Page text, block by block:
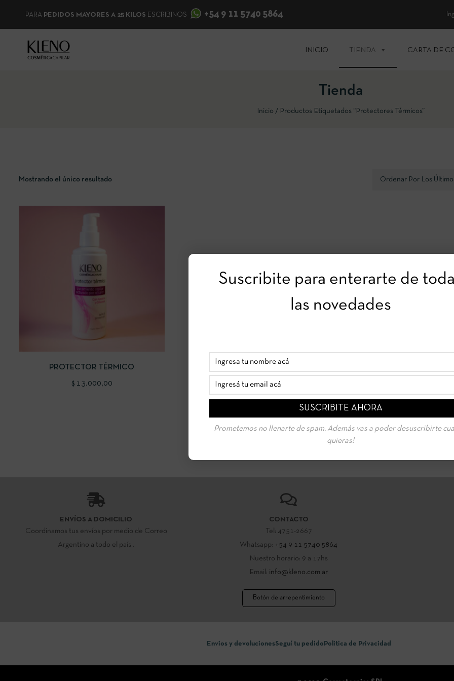
PARA PEDIDOS MAYORES A 25 KILOS ESCRIBINOS +54 9 11 5740 5864
INICIO TIENDA CARTA DE
Tienda
Inicio Productos Etiquetados “Protectores Térmicos”
Mostrando el único resultado
PROTECTOR TÉRMICO
$ 13.000,00
ENVÍOS A DOMICILIO
Coordinamos tus envíos por medio de Correo
Argentino a todo el país .
CONTACTO
Tel: 4751-2667
Whatsapp: +54 9 11 5740 5864
Nuestro horario: 9 a 17hs
Email: info@kleno.com.ar
Botón de arrepentimiento
Envios y devolucionesSeguí tu pedido Politica de Privacidad
Suscribite para enterarte de
las novedades
Prometemos no llenarte de spam. Además vas a poder desuscribirte
quieras!